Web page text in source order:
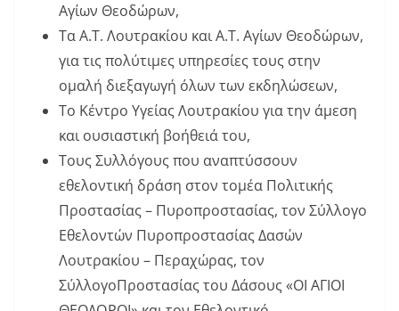
Αγίων Θεοδώρων,
Τα Α.Τ. Λουτρακίου και Α.Τ. Αγίων Θεοδώρων,
για τις πολύτιμες υπηρεσίες τους στην
ομαλή διεξαγωγή όλων των εκδηλώσεων,
Το Κέντρο Υγείας Λουτρακίου για την άμεση
και ουσιαστική βοήθειά του,
Τους Συλλόγους που αναπτύσσουν
εθελοντική δράση στον τομέα Πολιτικής
Προστασίας – Πυροπροστασίας, τον Σύλλογο
Εθελοντών Πυροπροστασίας Δασών
Λουτρακίου – Περαχώρας, τον
ΣύλλογοΠροστασίας του Δάσους «ΟΙ ΑΓΙΟΙ